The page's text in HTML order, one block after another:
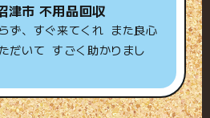
津市 不用品回収
ず、すぐ来てくれ また良心
だいて すごく助かりまし